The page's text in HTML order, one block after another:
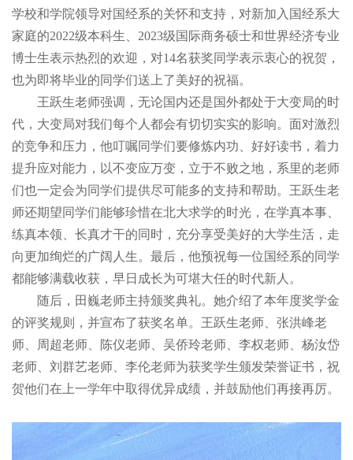
学校和学院领导对国经系的关怀和支持，对新加入国经系大
家庭的2022级本科生、2023级国际商务硕士和世界经济专业
博士生表示热烈的欢迎，对14名获奖同学表示衷心的祝贺，
也为即将毕业的同学们送上了美好的祝福。
王跃生老师强调，无论国内还是国外都处于大变局的时
代，大变局对我们每个人都会有切切实实的影响。面对激烈
的竞争和压力，他叮嘱同学们要修炼内功、好好读书，着力
提升应对能力，以不变应万变，立于不败之地，系里的老师
们也一定会为同学们提供尽可能多的支持和帮助。王跃生老
师还期望同学们能够珍惜在北大求学的时光，在学真本事、
练真本领、长真才干的同时，充分享受美好的大学生活，走
向更加绚烂的广阔人生。最后，他预祝每一位国经系的同学
都能够满载收获，早日成长为可堪大任的时代新人。
随后，田巍老师主持颁奖典礼。她介绍了本年度奖学金
的评奖规则，并宣布了获奖名单。王跃生老师、张洪峰老
师、周超老师、陈仪老师、吴侨玲老师、李权老师、杨汝岱
老师、刘群艺老师、李伦老师为获奖学生颁发荣誉证书，祝
贺他们在上一学年中取得优异成绩，并鼓励他们再接再厉。